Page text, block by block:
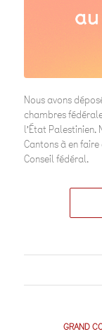
Nous avons
chambres
l’État Palestinien.
Cantons à en
Conseil fédéral.
GRAND